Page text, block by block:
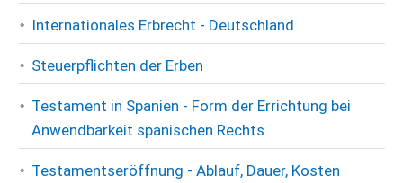
Internationales Erbrecht - Deutschland
Steuerpflichten der Erben
Testament in Spanien - Form der Errichtung bei
Anwendbarkeit spanischen Rechts
Testamentseröffnung - Ablauf, Dauer, Kosten